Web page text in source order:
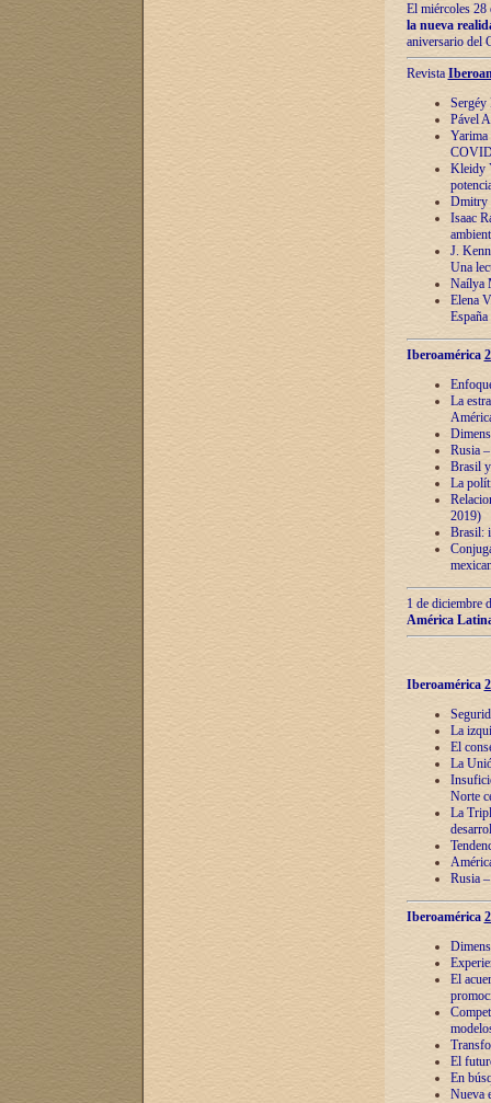
El miércoles 28
la nueva
aniversario del
Revista
Sergéy
Pável
Yarima
Kleidy
Dmitry
Isaac
J.
Una
Naílya
Elena
España
Iberoamérica
La
Rusia
Brasil
La
2019)
Brasil:
1 de diciembre
América
Iberoamérica
La
El
La
Norte
La
Rusia
Iberoamérica
El
El
En
Nueva